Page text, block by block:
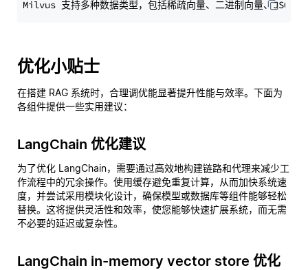
优化小贴士
在搭建 RAG 系统时，合理调优能显著提升性能与效率。下面为
各组件提供一些实用建议：
LangChain 优化建议
为了优化 LangChain，需要通过高效地构建链路和代理来减少工
作流程中的冗余操作。使用缓存避免重复计算，从而加快系统速
度，并尝试采用模块化设计，确保模型或数据库等组件能够轻松
替换。这将提供灵活性和效率，使您能够快速扩展系统，而无需
不必要的延迟或复杂性。
LangChain in-memory vector store 优化